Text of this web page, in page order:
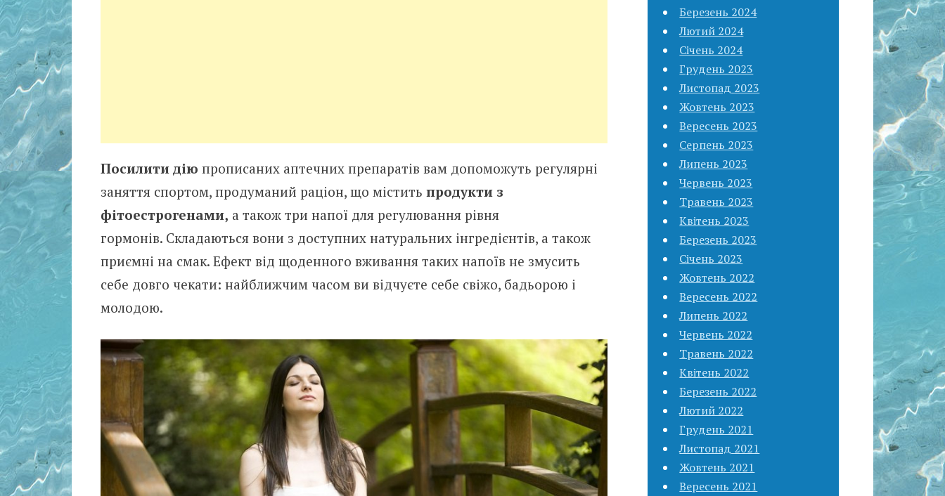
Посилити дію прописаних аптечних препаратів вам допоможуть регулярні
заняття спортом, продуманий раціон, що містить продукти з
фітоестрогенами, а також три напої для регулювання рівня
гормонів. Складаються вони з доступних натуральних інгредієнтів, а також
приємні на смак. Ефект від щоденного вживання таких напоїв не змусить
себе довго чекати: найближчим часом ви відчуєте себе свіжо, бадьорою і
молодою.
Березень 2024
Лютий 2024
Січень 2024
Грудень 2023
Листопад 2023
Жовтень 2023
Вересень 2023
Серпень 2023
Липень 2023
Червень 2023
Травень 2023
Квітень 2023
Березень 2023
Січень 2023
Жовтень 2022
Вересень 2022
Липень 2022
Червень 2022
Травень 2022
Квітень 2022
Березень 2022
Лютий 2022
Грудень 2021
Листопад 2021
Жовтень 2021
Вересень 2021